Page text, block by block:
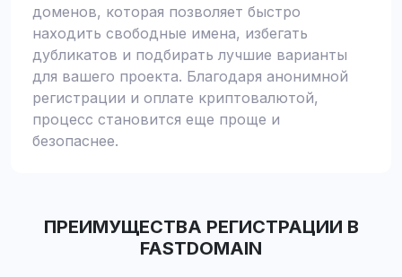
доменов, которая позволяет быстро
находить свободные имена, избегать
дубликатов и подбирать лучшие варианты
для вашего проекта. Благодаря анонимной
регистрации и оплате криптовалютой,
процесс становится еще проще и
безопаснее.
ПРЕИМУЩЕСТВА РЕГИСТРАЦИИ В
FASTDOMAIN